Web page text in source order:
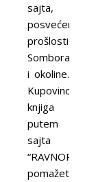
sajta,
posvećena
prošlosti
Sombora
i okoline.
Kupovinom
knjiga
putem
sajta
“RAVNOPLOV”
pomažete